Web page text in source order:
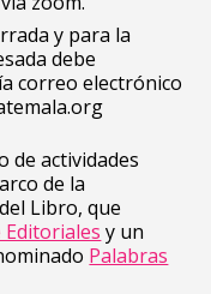
y para la
debe
correo electrónico
de actividades
de la
Libro, que
Editoriales y un
Palabras